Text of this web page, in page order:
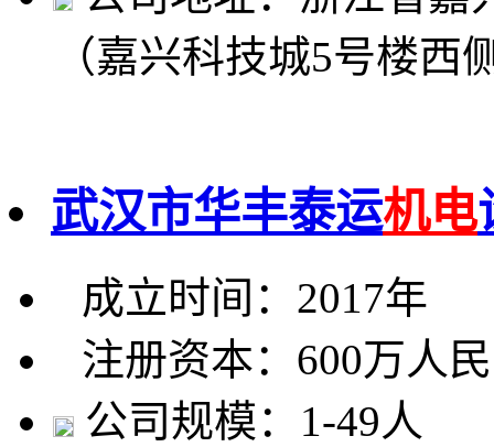
（嘉兴科技城5号楼西
武汉市华丰泰运机电
成立时间：2017年
注册资本：600万人
公司规模：1-49人